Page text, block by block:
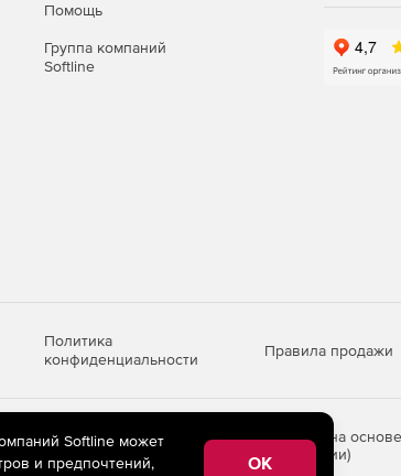
Помощь
Группа компаний
Softline
Политика
конфиденциальности
Правила продажи
технологии предоставления информации на
на территории Российской Федерации)
Softline может
и предпочтений, OK